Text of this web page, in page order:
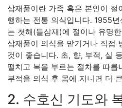
삼재풀이란 가족 혹은 본인이 절
행하는 전통 의식입니다. 1955
는 첫해(들삼재)에 절이나 유명
삼재풀이 의식을 맡기거나 직접
것이 좋습니다. 초, 향, 부적, 실
떨치고 복을 부르는 절차를 따릅
부적을 의식 후 몸에 지니면 더
2. 수호신 기도와